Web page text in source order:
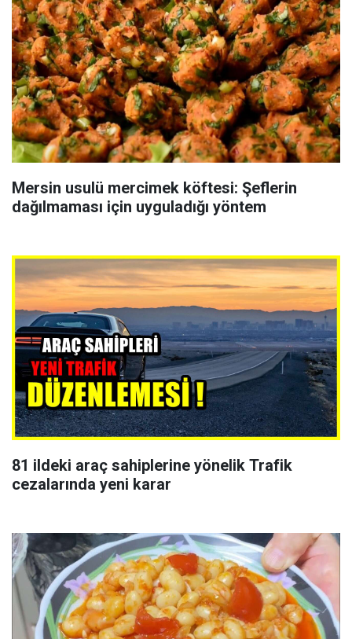
Mersin usulü mercimek köftesi: Şeflerin
dağılmaması için uyguladığı yöntem
81 ildeki araç sahiplerine yönelik Trafik
cezalarında yeni karar